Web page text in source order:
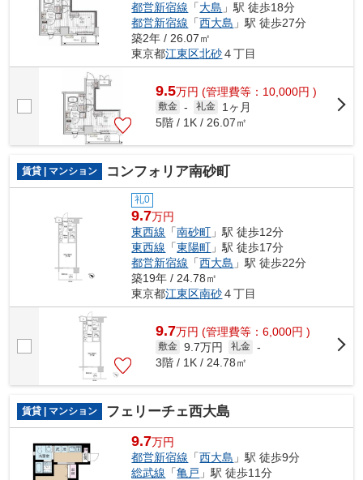
都営新宿線 「大島 」駅 徒歩18分
都営新宿線 「西大島 」駅 徒歩27分
築2年 / 26.07㎡
東京都江東区北砂４丁目
9.5万円 (管理費等：10,000円 )
敷金 - 礼金
1ヶ月
5階 / 1K / 26.07㎡
賃貸 | マンション コンフォリア南砂町
礼0
9.7万円
東西線 「南砂町 」駅 徒歩12分
東西線 「東陽町 」駅 徒歩17分
都営新宿線 「西大島 」駅 徒歩22分
築19年 / 24.78㎡
東京都江東区南砂４丁目
9.7万円 (管理費等：6,000円 )
敷金 9.7万円 礼金 -
3階 / 1K / 24.78㎡
賃貸 | マンション フェリーチェ西大島
9.7万円
都営新宿線 「西大島 」駅 徒歩9分
総武線 「亀戸 」駅 徒歩11分